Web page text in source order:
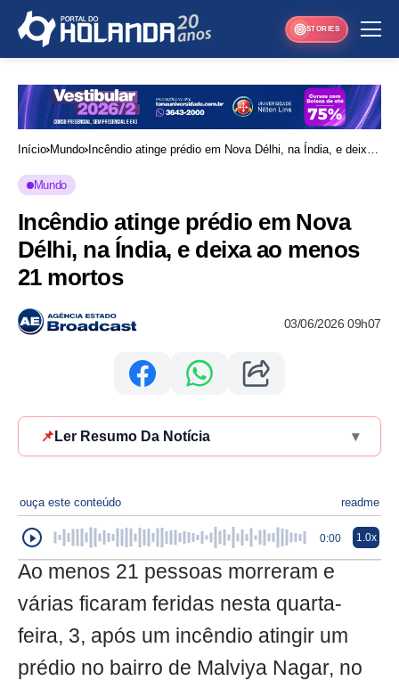
STORIES
Início Mundo Incêndio atinge prédio em Nova Délhi, na Índia, e deixa
Mundo
Incêndio atinge prédio em Nova
Délhi, na Índia, e deixa ao menos
21 mortos
03/06/2026 09h07
📌 Ler Resumo Da Notícia ▾
ouça este conteúdo readme
0:00 1.0x
Ao menos 21 pessoas morreram e
várias ficaram feridas nesta quarta-
feira, 3, após um incêndio atingir um
prédio no bairro de Malviya Nagar, no